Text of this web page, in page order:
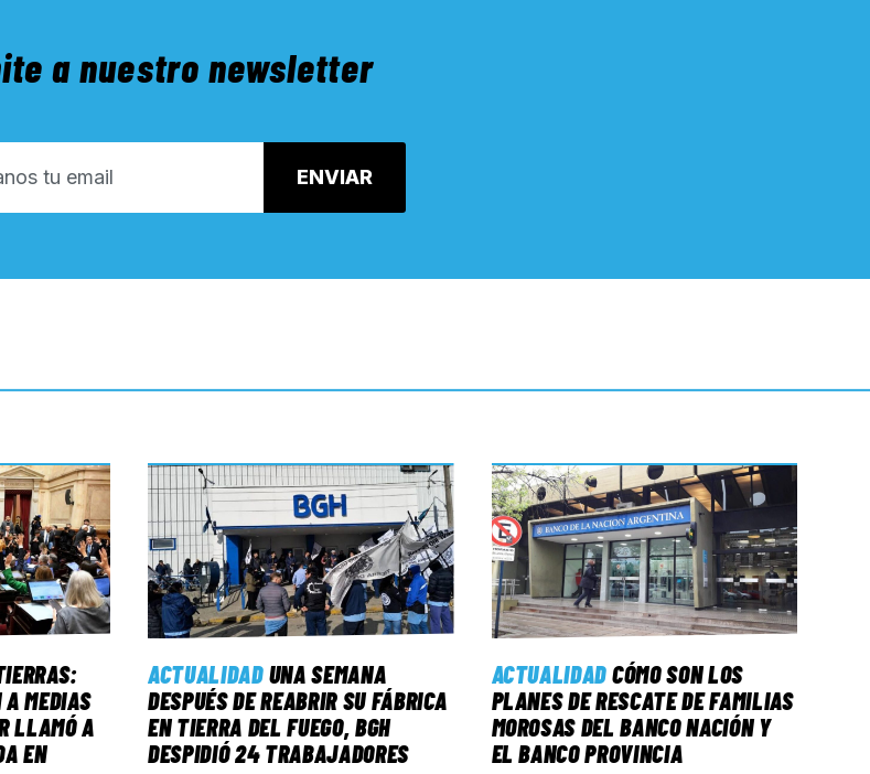
a nuestro newsletter
MEDIAS
LLAMÓ A
EN
ACTUALIDAD UNA SEMANA
DESPUÉS DE REABRIR SU FÁBRICA
EN TIERRA DEL FUEGO, BGH
DESPIDIÓ 24 TRABAJADORES
ACTUALIDADCÓMO SON LOS
PLANES DE RESCATE DE FAMILIAS
MOROSAS DEL BANCO NACIÓN Y
EL BANCO PROVINCIA